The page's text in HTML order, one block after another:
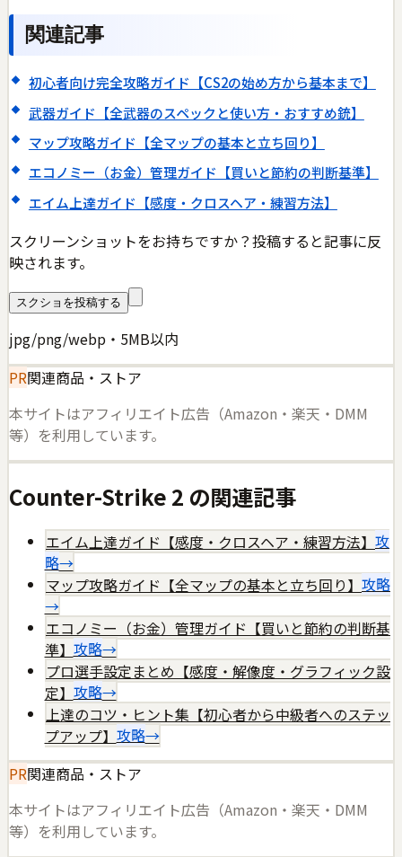
関連記事
初心者向け完全攻略ガイド【CS2の始め方から基本まで】
武器ガイド【全武器のスペックと使い方・おすすめ銃】
マップ攻略ガイド【全マップの基本と立ち回り】
エコノミー（お金）管理ガイド【買いと節約の判断基準】
エイム上達ガイド【感度・クロスヘア・練習方法】
スクリーンショットをお持ちですか？投稿すると記事に反
映されます。
スクショを投稿する
jpg/png/webp・5MB以内
PR関連商品・ストア
本サイトはアフィリエイト広告（Amazon・楽天・DMM
等）を利用しています。
Counter-Strike 2 の関連記事
エイム上達ガイド【感度・クロスヘア・練習方法】 攻
略→
マップ攻略ガイド【全マップの基本と立ち回り】 攻略
→
エコノミー（お金）管理ガイド【買いと節約の判断基
準】 攻略→
プロ選手設定まとめ【感度・解像度・グラフィック設
定】 攻略→
上達のコツ・ヒント集【初心者から中級者へのステッ
プアップ】 攻略→
PR関連商品・ストア
本サイトはアフィリエイト広告（Amazon・楽天・DMM
等）を利用しています。